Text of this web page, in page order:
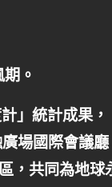
。
」統計成果，
場國際會議廳
，共同為地球